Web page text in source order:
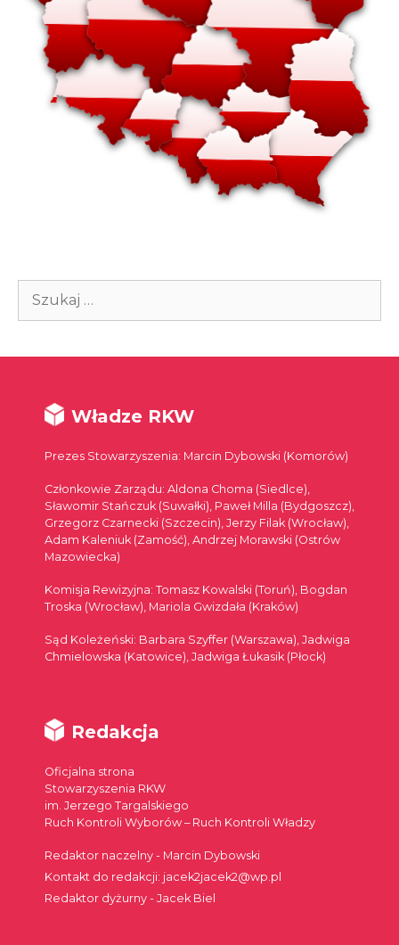
Szukaj:
Władze RKW
Prezes Stowarzyszenia: Marcin Dybowski (Komorów)
Członkowie Zarządu: Aldona Choma (Siedlce),
Sławomir Stańczuk (Suwałki), Paweł Milla (Bydgoszcz),
Grzegorz Czarnecki (Szczecin), Jerzy Filak (Wrocław),
Adam Kaleniuk (Zamość), Andrzej Morawski (Ostrów
Mazowiecka)
Komisja Rewizyjna: Tomasz Kowalski (Toruń), Bogdan
Troska (Wrocław), Mariola Gwizdała (Kraków)
Sąd Koleżeński: Barbara Szyffer (Warszawa), Jadwiga
Chmielowska (Katowice), Jadwiga Łukasik (Płock)
Redakcja
Oficjalna strona
Stowarzyszenia RKW
im. Jerzego Targalskiego
Ruch Kontroli Wyborów – Ruch Kontroli Władzy
Redaktor naczelny - Marcin Dybowski
Kontakt do redakcji: jacek2jacek2@wp.pl
Redaktor dyżurny - Jacek Biel